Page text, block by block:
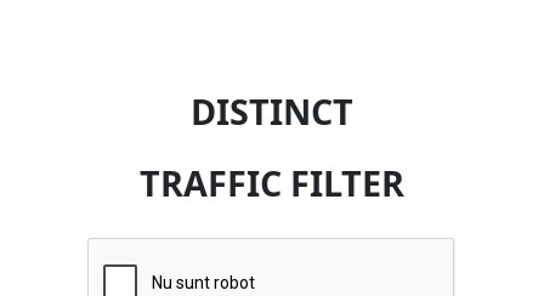
DISTINCT
TRAFFIC FILTER